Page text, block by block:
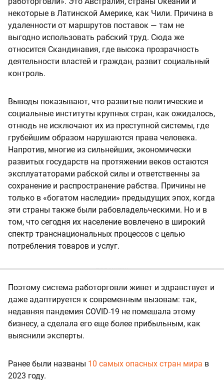
некоторые в Латинской Америке, как Чили. Причина в
удаленности от маршрутов поставок — там не
выгодно использовать рабский труд. Сюда же
относится Скандинавия, где высока прозрачность
деятельности властей и граждан, развит социальный
контроль.
Выводы показывают, что развитые политические и
социальные институты крупных стран, как ожидалось,
отнюдь не исключают их из преступной системы, где
грубейшим образом нарушаются права человека.
Напротив, многие из сильнейших, экономически
развитых государств на протяжении веков остаются
эксплуататорами рабской силы и ответственны за
сохранение и распространение рабства. Причины не
только в «богатом наследии» предыдущих эпох, когда
эти страны также были рабовладельческими. Но и в
том, что сегодня их население вовлечено в широкий
спектр транснациональных процессов с целью
потребления товаров и услуг.
Поэтому система работорговли живет и здравствует и
даже адаптируется к современным вызовам: так,
недавняя пандемия COVID-19 не помешала этому
бизнесу, а сделала его еще более прибыльным, как
выяснили эксперты.
Ранее были названы 10 самых опасных стран мира в
2023 году.